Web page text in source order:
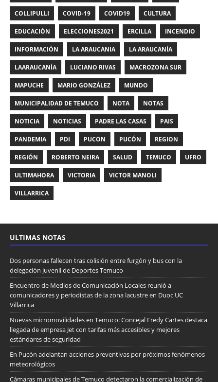
COLLIPULLI COVID-19 COVID19 CULTURA
EDUCACIÓN ELECCIONES2021 ERCILLA INCENDIO
INFORMACIÓN LA ARAUCANIA LA ARAUCANÍA
LAARAUCANÍA LUCIANO RIVAS MACROZONA SUR
MAPUCHE MARIO GONZÁLEZ MUNDO
MUNICIPALIDAD DE TEMUCO NOTA NOTAS
NOTICIA NOTICIAS PADRE LAS CASAS PAIS
PANDEMIA PDI PUCON PUCÓN REGION
REGIÓN ROBERTO NEIRA SALUD TEMUCO UFRO
ULTIMAHORA VICTORIA VICTOR MANOLI
VILLARRICA
ULTIMAS NOTAS
Dos personas fallecen tras colisión entre furgón y bus con la
delegación juvenil de Deportes Temuco
Encuentro de Medios de Comunicación Locales reunió a
comunicadores y periodistas de la zona lacustre en Duoc UC
Villarrica
Nuevas micromovilidades en Temuco: Concejal Fredy Cartes destaca
llegada de empresa Jet con tarifas más accesibles y mejores
estándares de seguridad
En Pucón adelantan acciones preventivas por próximos fenómenos
meteorológicos
Cámaras municipales de Temuco detectaron la comercialización de